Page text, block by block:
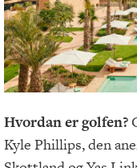
Hvordan er golfen?
Kyle Phillips, den